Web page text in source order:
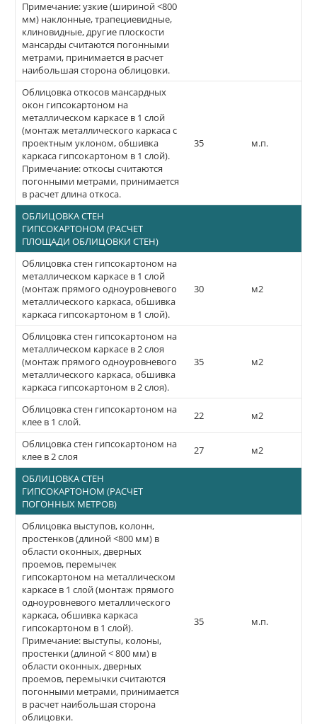
Примечание: узкие (шириной <800
мм) наклонные, трапециевидные,
клиновидные, другие плоскости
мансарды считаются погонными
метрами, принимается в расчет
наибольшая сторона облицовки.
Облицовка откосов мансардных
окон гипсокартоном на
металлическом каркасе в 1 слой
(монтаж металлического каркаса с
проектным уклоном, обшивка
каркаса гипсокартоном в 1 слой).
Примечание: откосы считаются
погонными метрами, принимается
в расчет длина откоса.
35 м.п.
ОБЛИЦОВКА СТЕН
ГИПСОКАРТОНОМ (РАСЧЕТ
ПЛОЩАДИ ОБЛИЦОВКИ СТЕН)
Облицовка стен гипсокартоном на
металлическом каркасе в 1 слой
(монтаж прямого одноуровневого
металлического каркаса, обшивка
каркаса гипсокартоном в 1 слой).
30 м2
Облицовка стен гипсокартоном на
металлическом каркасе в 2 слоя
(монтаж прямого одноуровневого
металлического каркаса, обшивка
каркаса гипсокартоном в 2 слоя).
35 м2
Облицовка стен гипсокартоном на
клее в 1 слой.
22 м2
Облицовка стен гипсокартоном на
клее в 2 слоя
27 м2
ОБЛИЦОВКА СТЕН
ГИПСОКАРТОНОМ (РАСЧЕТ
ПОГОННЫХ МЕТРОВ)
Облицовка выступов, колонн,
простенков (длиной <800 мм) в
области оконных, дверных
проемов, перемычек
гипсокартоном на металлическом
каркасе в 1 слой (монтаж прямого
одноуровневого металлического
каркаса, обшивка каркаса
гипсокартоном в 1 слой).
Примечание: выступы, колоны,
простенки (длиной < 800 мм) в
области оконных, дверных
проемов, перемычки считаются
погонными метрами, принимается
в расчет наибольшая сторона
облицовки.
35 м.п.